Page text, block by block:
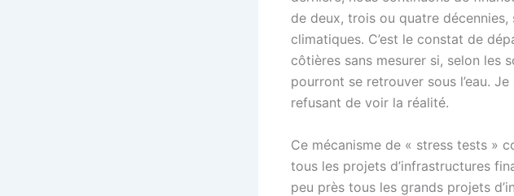
de deux, trois ou quatre
climatiques. C’est le constat de
côtières sans mesurer si, selon les
pourront se retrouver sous l’eau.
refusant de voir la réalité.
Ce mécanisme de « stress tests »
tous les projets d’infrastructures
peu près tous les grands projets